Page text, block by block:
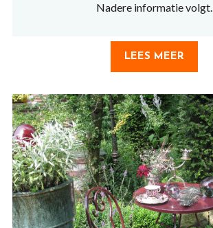
Nadere informatie volgt.
LEES MEER